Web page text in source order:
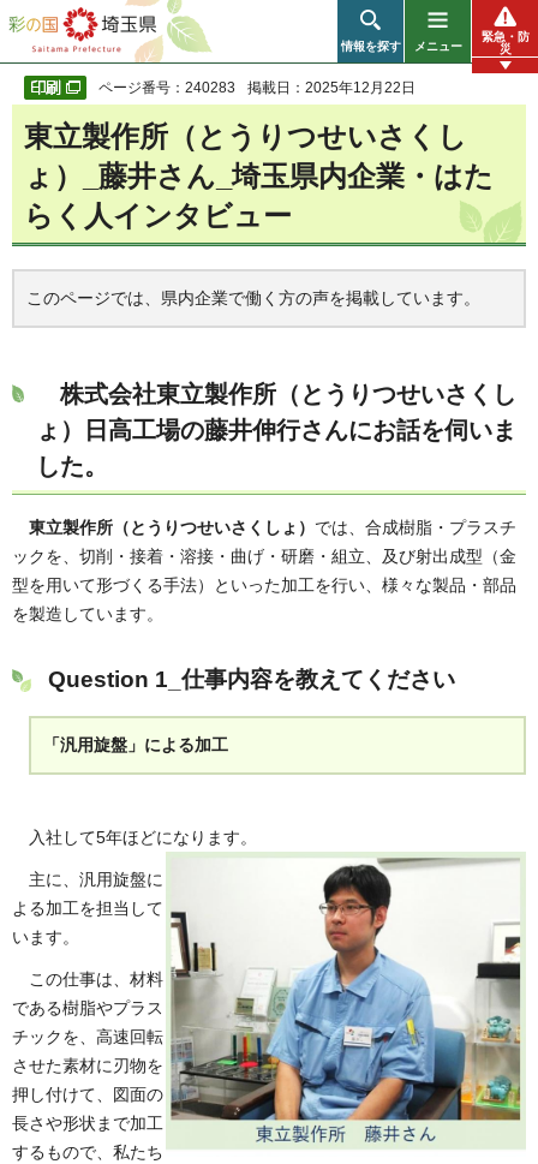
彩の国 埼玉県
情報を探す メニュー
緊急・防
災
ページ番号：240283 掲載日：2025年12月22日
東立製作所（とうりつせいさくし
ょ）_藤井さん_埼玉県内企業・はた
らく人インタビュー
このページでは、県内企業で働く方の声を掲載しています。
株式会社東立製作所（とうりつせいさくし
ょ）日高工場の藤井伸行さんにお話を伺いま
した。
東立製作所（とうりつせいさくしょ） では、合成樹脂・プラスチ
ックを、切削・接着・溶接・曲げ・研磨・組立、及び射出成型（金
型を用いて形づくる手法）といった加工を行い、様々な製品・部品
を製造しています。
Question 1_仕事内容を教えてください
「汎用旋盤」による加工
入社して5年ほどになります。
主に、汎用旋盤に
よる加工を担当して
います。
この仕事は、材料
である樹脂やプラス
チックを、高速回転
させた素材に刃物を
押し付けて、図面の
長さや形状まで加工
するもので、私たち